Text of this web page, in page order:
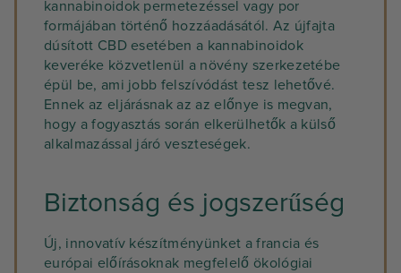
kannabinoidok permetezéssel vagy por
formájában történő hozzáadásától. Az újfajta
dúsított CBD esetében a kannabinoidok
keveréke közvetlenül a növény szerkezetébe
épül be, ami jobb felszívódást tesz lehetővé.
Ennek az eljárásnak az az előnye is megvan,
hogy a fogyasztás során elkerülhetők a külső
alkalmazással járó veszteségek.
Biztonság és jogszerűség
Új, innovatív készítményünket a francia és
európai előírásoknak megfelelő ökológiai